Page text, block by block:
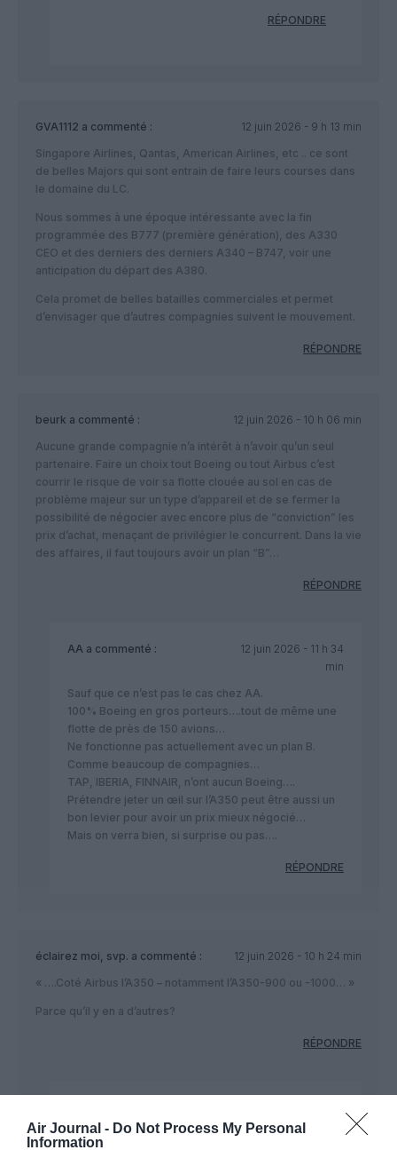
Air Journal - Do Not Process My Personal
Information
RÉPONDRE
GVA1112 a commenté :
12 juin 2026 - 9 h 13 min
Singapore Airlines, Qantas, American Airlines, etc .. ce sont
de belles Majors qui sont entrain de faire leurs courses dans
le domaine du LC.
Nous sommes à une époque intéressante avec la fin
programmée des B777 (première génération), des A330
CEO et des derniers des derniers A340 – B747, voir une
anticipation du départ des A380.
Cela promet de belles batailles commerciales et permet
d’envisager que d’autres compagnies suivent le mouvement.
RÉPONDRE
beurk a commenté :
12 juin 2026 - 10 h 06 min
Aucune grande compagnie n’a intérêt à n’avoir qu’un seul
partenaire. Faire un choix tout Boeing ou tout Airbus c’est
courrir le risque de voir sa flotte clouée au sol en cas de
problème majeur sur un type d’appareil et de se fermer la
possibilité de négocier avec encore plus de “conviction” les
prix d’achat, menaçant de privilégier le concurrent. Dans la vie
des affaires, il faut toujours avoir un plan “B”…
RÉPONDRE
AA a commenté :
12 juin 2026 - 11 h 34
min
Sauf que ce n’est pas le cas chez AA.
100% Boeing en gros porteurs….tout de même une
flotte de près de 150 avions…
Ne fonctionne pas actuellement avec un plan B.
Comme beaucoup de compagnies…
TAP, IBERIA, FINNAIR, n’ont aucun Boeing….
Prétendre jeter un œil sur l’A350 peut être aussi un
bon levier pour avoir un prix mieux négocié…
Mais on verra bien, si surprise ou pas….
RÉPONDRE
éclairez moi, svp. a commenté :
12 juin 2026 - 10 h 24 min
« ….Coté Airbus l’A350 – notamment l’A350-900 ou -1000… »
Parce qu’il y en a d’autres?
RÉPONDRE